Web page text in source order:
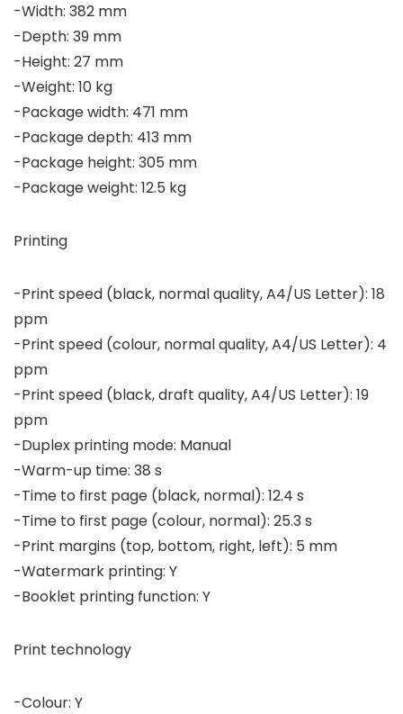
-Width: 382 mm
-Depth: 39 mm
-Height: 27 mm
-Weight: 10 kg
-Package width: 471 mm
-Package depth: 413 mm
-Package height: 305 mm
-Package weight: 12.5 kg
Printing
-Print speed (black, normal quality, A4/US Letter): 18
ppm
-Print speed (colour, normal quality, A4/US Letter): 4
ppm
-Print speed (black, draft quality, A4/US Letter): 19
ppm
-Duplex printing mode: Manual
-Warm-up time: 38 s
-Time to first page (black, normal): 12.4 s
-Time to first page (colour, normal): 25.3 s
-Print margins (top, bottom, right, left): 5 mm
-Watermark printing: Y
-Booklet printing function: Y
Print technology
-Colour: Y